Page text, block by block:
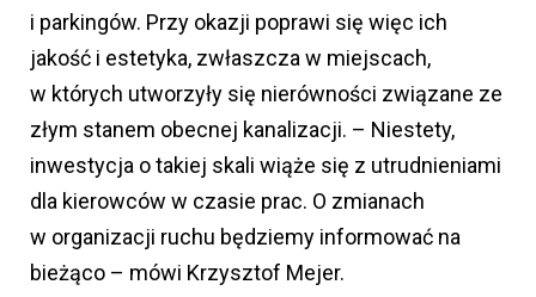
i parkingów. Przy okazji poprawi się więc ich
jakość i estetyka, zwłaszcza w miejscach,
w których utworzyły się nierówności związane ze
złym stanem obecnej kanalizacji. – Niestety,
inwestycja o takiej skali wiąże się z utrudnieniami
dla kierowców w czasie prac. O zmianach
w organizacji ruchu będziemy informować na
bieżąco – mówi Krzysztof Mejer.